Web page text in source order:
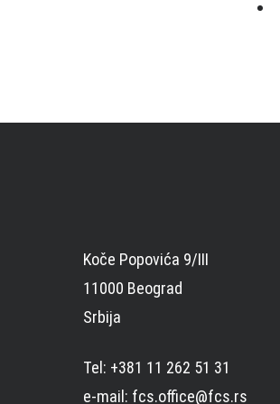
Koče Popovića 9/III
11000 Beograd
Srbija
Tel: +381 11 262 51 31
e-mail: fcs.office@fcs.rs